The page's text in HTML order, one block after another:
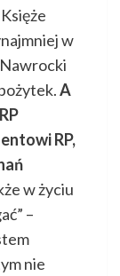
w
A
RP,
w życiu
–
nie